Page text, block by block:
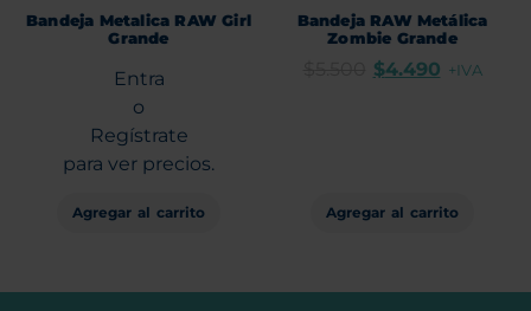
Bandeja Metalica RAW Girl
Grande
Entra
o
Regístrate
para ver precios.
Agregar al carrito
Bandeja RAW Metálica
Zombie Grande
$4.490 +IVA
Agregar al carrito